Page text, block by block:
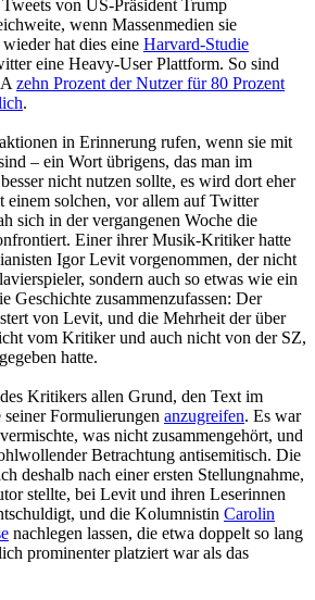
von US-Präsident Trump
wenn Massenmedien sie
hat dies eine Harvard-Studie
eine Heavy-User Plattform. So sind
zehn Prozent der Nutzer für 80 Prozent
.
in Erinnerung rufen, wenn sie mit
– ein Wort übrigens, das man im
nicht nutzen sollte, es wird dort eher
solchen, vor allem auf Twitter
sich in der vergangenen Woche die
Einer ihrer Musik-Kritiker hatte
Igor Levit vorgenommen, der nicht
sondern auch so etwas wie ein
Geschichte zusammenzufassen: Der
von Levit, und die Mehrheit der über
vom Kritiker und auch nicht von der SZ,
hatte.
Kritikers allen Grund, den Text im
Formulierungen anzugreifen. Es war
was nicht zusammengehört, und
Betrachtung antisemitisch. Die
deshalb nach einer ersten Stellungnahme,
stellte, bei Levit und ihren Leserinnen
und die Kolumnistin Carolin
nachlegen lassen, die etwa doppelt so lang
prominenter platziert war als das